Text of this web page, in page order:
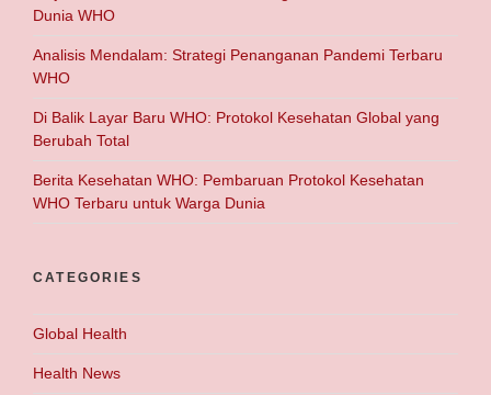
Dunia WHO
Analisis Mendalam: Strategi Penanganan Pandemi Terbaru
WHO
Di Balik Layar Baru WHO: Protokol Kesehatan Global yang
Berubah Total
Berita Kesehatan WHO: Pembaruan Protokol Kesehatan
WHO Terbaru untuk Warga Dunia
CATEGORIES
Global Health
Health News